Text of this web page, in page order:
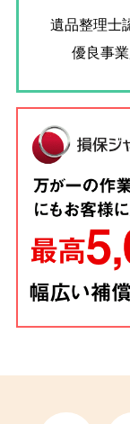
遺品整理士
優良事